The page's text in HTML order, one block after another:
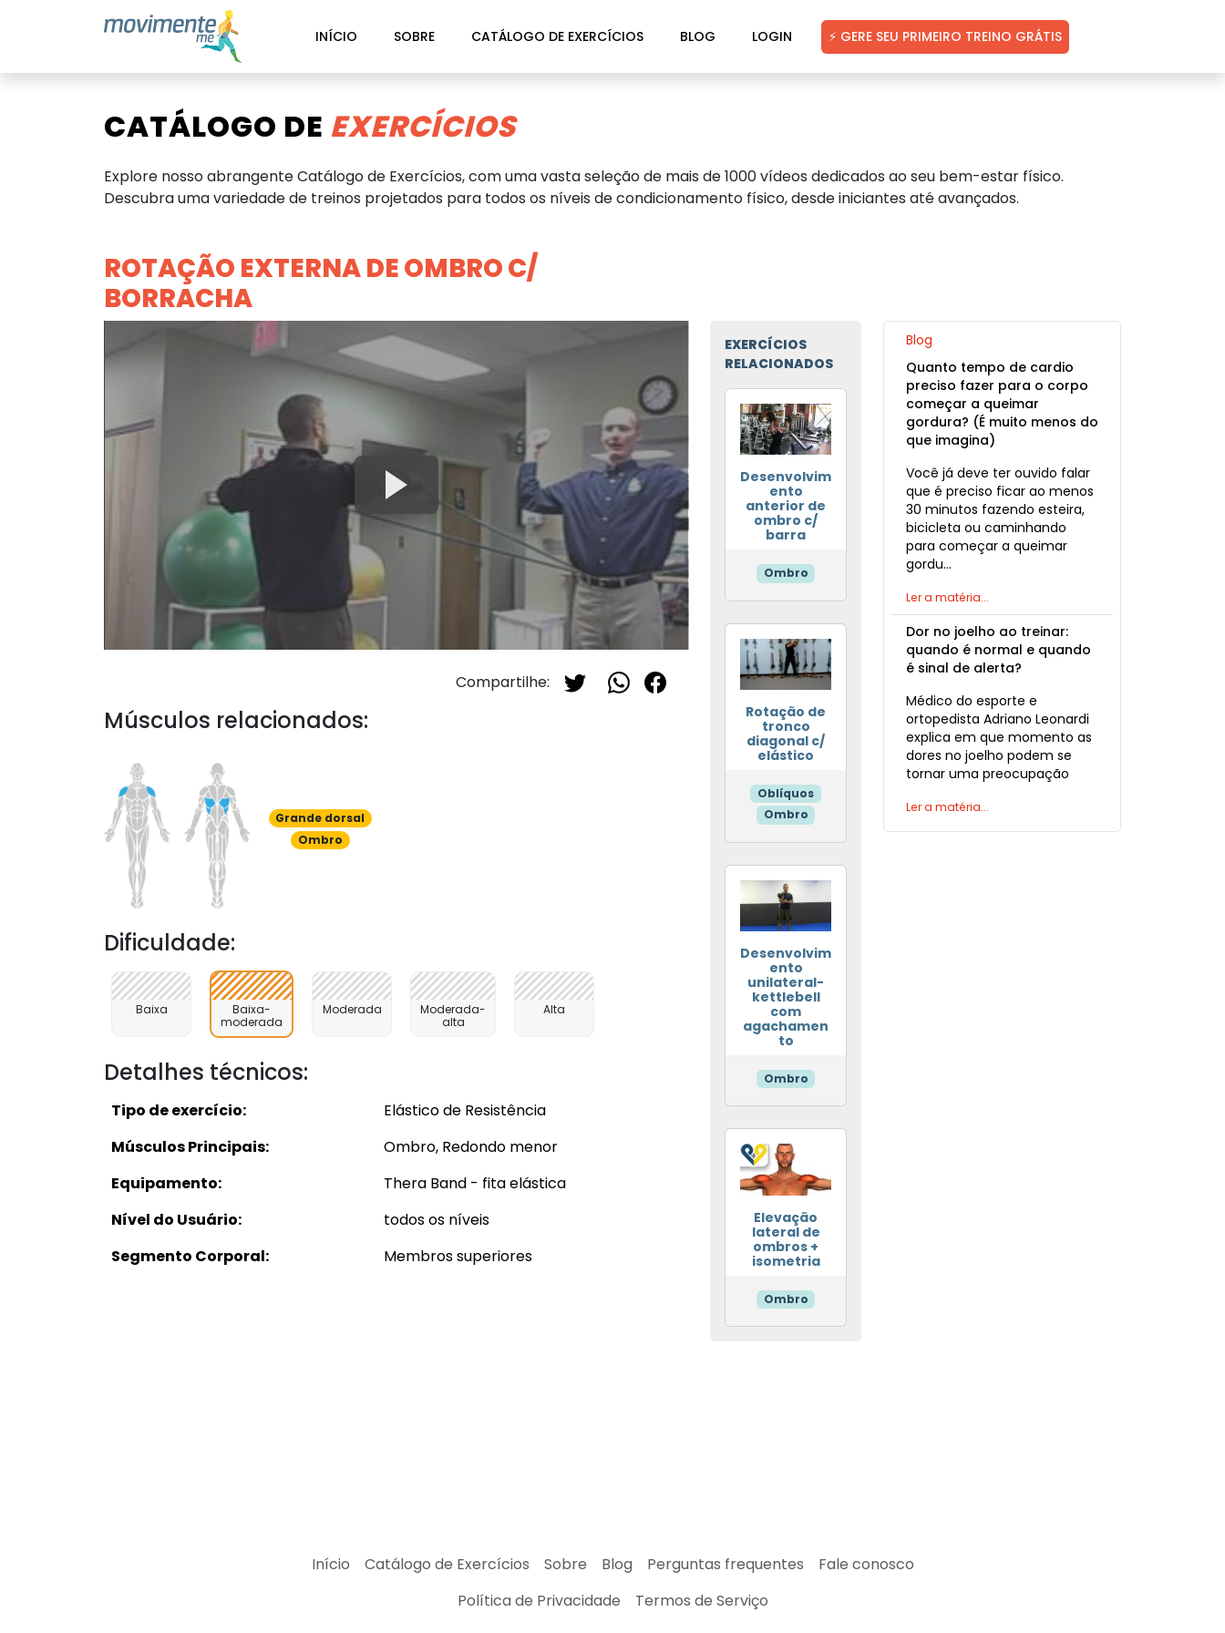
INÍCIO SOBRE CATÁLOGO DE EXERCÍCIOS BLOG LOGIN ⚡ GERE SEU PRIMEIRO TREINO GRÁTIS
CATÁLOGO DE EXERCÍCIOS
Explore nosso abrangente Catálogo de Exercícios, com uma vasta seleção de mais de 1000 vídeos dedicados ao seu bem-estar físico.
Descubra uma variedade de treinos projetados para todos os níveis de condicionamento físico, desde iniciantes até avançados.
ROTAÇÃO EXTERNA DE OMBRO C/
BORRACHA
Compartilhe:
Músculos relacionados:
Grande dorsal
Ombro
Dificuldade:
Baixa
Baixa-
moderada
Moderada
Moderada-
alta
Alta
Detalhes técnicos:
Tipo de exercício:
Elástico de Resistência
Músculos Principais:
Ombro, Redondo menor
Equipamento:
Thera Band - fita elástica
Nível do Usuário:
todos os níveis
Segmento Corporal:
Membros superiores
EXERCÍCIOS
RELACIONADOS
Desenvolvim
ento
anterior de
ombro c/
barra
Ombro
Rotação de
tronco
diagonal c/
elástico
Oblíquos
Ombro
Desenvolvim
ento
unilateral-
kettlebell
com
agachamen
to
Ombro
Elevação
lateral de
ombros +
isometria
Ombro
Blog
Quanto tempo de cardio
preciso fazer para o corpo
começar a queimar
gordura? (É muito menos do
que imagina)
Você já deve ter ouvido falar
que é preciso ficar ao menos
30 minutos fazendo esteira,
bicicleta ou caminhando
para começar a queimar
gordu…
Ler a matéria...
Dor no joelho ao treinar:
quando é normal e quando
é sinal de alerta?
Médico do esporte e
ortopedista Adriano Leonardi
explica em que momento as
dores no joelho podem se
tornar uma preocupação
Ler a matéria...
Início Catálogo de Exercícios Sobre Blog Perguntas frequentes
Fale conosco
Política de Privacidade
Termos de Serviço